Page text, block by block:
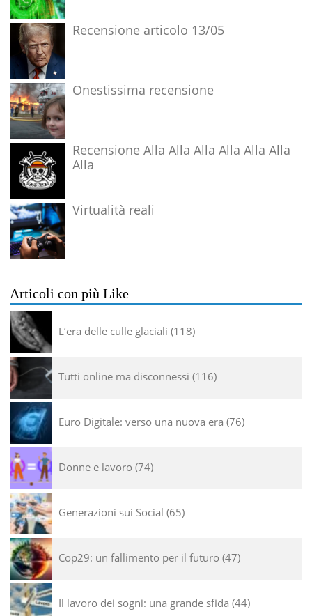
Recensione articolo 13/05
Onestissima recensione
Recensione Alla Alla Alla Alla Alla Alla
Alla
Virtualità reali
Articoli con più Like
L’era delle culle glaciali 118
Tutti online ma disconnessi 116
Euro Digitale: verso una nuova era 76
Donne e lavoro 74
Generazioni sui Social 65
Cop29: un fallimento per il futuro 47
Il lavoro dei sogni: una grande sfida 44